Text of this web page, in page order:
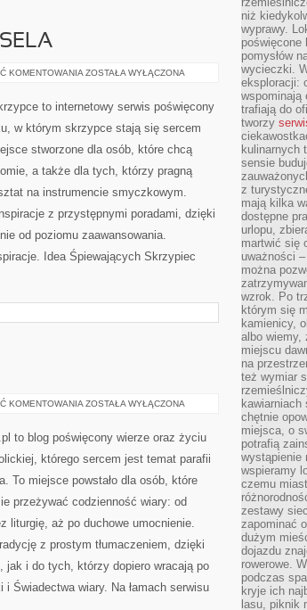
KOMENTOWANIA ORGANIZACJA
WESELA
ZOSTAŁA WYŁĄCZONA
to internetowy serwis poświęcony
w którym skrzypce stają się sercem
stworzone dla osób, które chcą
a także dla tych, którzy pragną
na instrumencie smyczkowym.
z przystępnymi poradami, dzięki
od poziomu zaawansowania.
Idea Śpiewających Skrzypiec
KOMENTOWANIA KOŚCIÓŁ
ZOSTAŁA WYŁĄCZONA
to blog poświęcony wierze oraz życiu
którego sercem jest temat parafii
To miejsce powstało dla osób, które
przeżywać codzienność wiary: od
liturgię, aż po duchowe umocnienie.
z prostym tłumaczeniem, dzięki
jak i do tych, którzy dopiero wracają po
Świadectwa wiary. Na łamach serwisu
niż
wyprawy.
poświęcone
pomysłów
wycieczki.
eksploracji:
wspominają
trafiają do
tworzy
kulinarnych
sensie
z
mają kilka
dostępne
urlopu,
martwić się
uważności
można
wzrok. Po
którym się
kamienicy,
albo wiemy,
miejscu
na
też wymiar
chętnie
miejsca, o
potrafią
wystąpienie
wspieramy
czemu
zestawy
zapominać
dużym
dojazdu
rowerowe.
podczas
kryje ich
lasu, piknik